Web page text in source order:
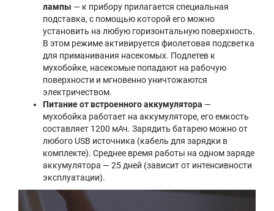
лампы — к прибору прилагается специальная
подставка, с помощью которой его можно
установить на любую горизонтальную поверхность.
В этом режиме активируется фиолетовая подсветка
для приманивания насекомых. Подлетев к
мухобойке, насекомые попадают на рабочую
поверхности и мгновенно уничтожаются
электричеством.
Питание от встроенного аккумулятора —
мухобойка работает на аккумуляторе, его емкость
составляет 1200 мАч. Зарядить батарею можно от
любого USB источника (кабель для зарядки в
комплекте). Среднее время работы на одном заряде
аккумулятора — 25 дней (зависит от интенсивности
эксплуатации).